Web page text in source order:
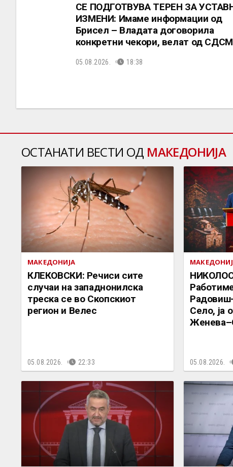
СЕ ПОДГОТВУВА ТЕРЕН ЗА
ИЗМЕНИ: Имаме информации од
Брисел – Владата договорила
конкретни чекори, велат од СДСМ
05.08.2026. 18:38
ОСТАНАТИ ВЕСТИ ОД МАКЕДОНИЈА
МАКЕДОНИЈА
КЛЕКОВСКИ: Речиси сите
случаи на западнонилска
треска се во Скопскиот
регион и Велес
05.08.2026. 22:33
Село, ја
05.08.2026.